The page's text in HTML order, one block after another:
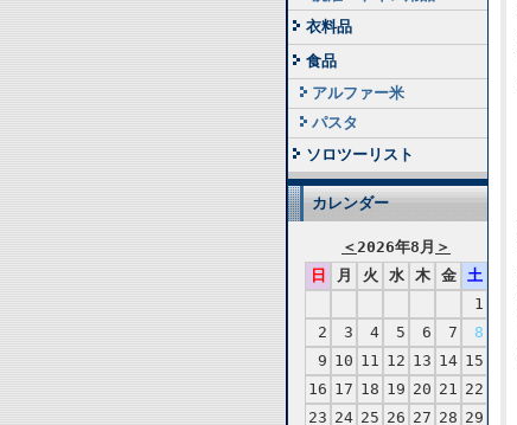
衣料品
食品
アルファー米
パスタ
ソロツーリスト
カレンダー
＜2026年8月 ＞
日
月 火 水 木 金
土
1
2
3 4 5 6 7
8
9 10 11 12 13 14 15
16 17 18 19 20 21 22
23 24 25 26 27 28 29